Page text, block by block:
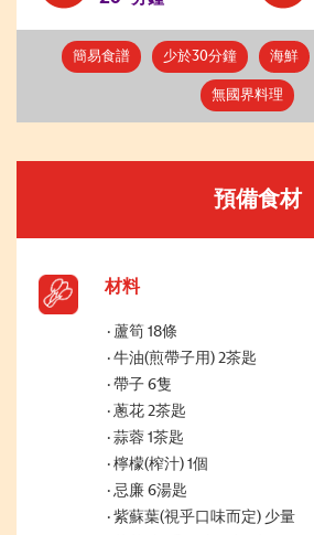
簡易食譜 少於30分鐘 海鮮
無國界料理
預備食材
材料
蘆筍 18條
牛油(煎帶子用) 2茶匙
帶子 6隻
蔥花 2茶匙
蒜蓉 1茶匙
檸檬(榨汁) 1個
忌廉 6湯匙
紫蘇葉(視乎口味而定) 少量